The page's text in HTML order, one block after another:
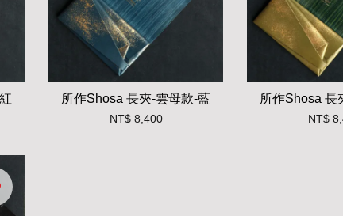
所作Shosa 長夾-雲母款-藍
NT$ 8,400
所作Shosa 長
NT$